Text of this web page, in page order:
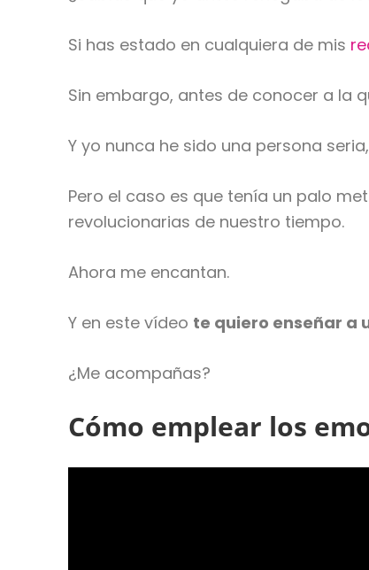
Si has estado en cualquiera de mis
Sin embargo, antes de conocer a la
Y yo nunca he sido una persona
Pero el caso es que tenía un palo
revolucionarias de nuestro tiempo.
Ahora me encantan.
Y en este vídeo te quiero enseñar a
¿Me acompañas?
Cómo emplear los